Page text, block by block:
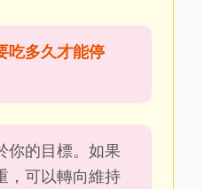
吃多久才能停
你的目標。如果
，可以轉向維持